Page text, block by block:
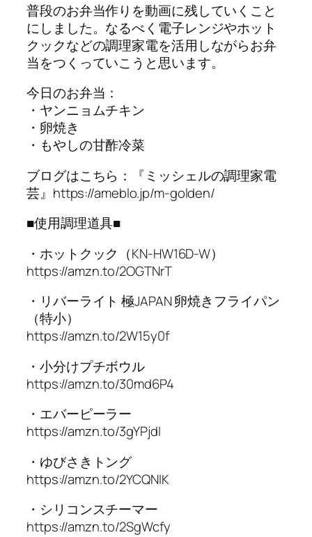
普段のお弁当作りを動画に残していくこと
にしました。なるべく電子レンジやホット
クックなどの調理家電を活用しながらお弁
当をつくっていこうと思います。
今日のお弁当：
・ヤンニョムチキン
・卵焼き
・もやしの甘酢冷菜
ブログはこちら：『ミッシェルの調理家電
芸』https://ameblo.jp/m-golden/
■使用調理道具■
・ホットクック（KN-HW16D-W）
https://amzn.to/2OGTNrT
・リバーライト 極JAPAN 卵焼きフライパン
（特小）
https://amzn.to/2W15y0f
・小分けプチボウル
https://amzn.to/30md6P4
・エバーピーラー
https://amzn.to/3gYPjdI
・ゆびさきトング
https://amzn.to/2YCQNlK
・シリコンスチーマー
https://amzn.to/2SgWcfy